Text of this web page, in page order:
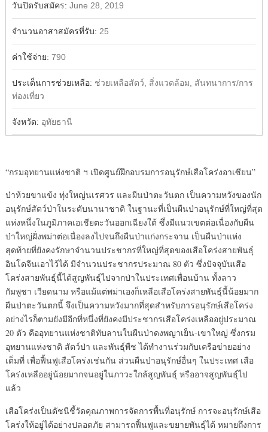
วันปิดรับสมัคร: June 28, 2019
จำนวนอาสาสมัครที่รับ: 25
ค่าใช้จ่าย: 790
ประเด็นการช่วยเหลือ: ช่วยเหลือสัตว์, สิ่งแวดล้อม, สันทนาการ/การ
ท่องเที่ยว
จังหวัด: อุทัยธานี
“กรมอุทยานแห่งชาติ ฯ เปิดศูนย์ฝึกอบรมการอนุรักษ์เสือโคร่งอาเซียน”
ป่าห้วยขาแข้ง ทุ่งใหญ่นเรศวร และผืนป่าตะวันตก เป็นความหวังของนัก
อนุรักษ์สัตว์ป่าในระดับนานาชาติ ในฐานะที่เป็นผืนป่าอนุรักษ์ที่ใหญ่ที่สุด
แห่งหนึ่งในภูมิภาคเอเชียตะวันออกเฉียงใต้ ซึ่งมีแนวเขตต่อเนื่องกับผืน
ป่าใหญ่ฝั่งพม่าต่อเนื่องลงไปจนถึงผืนป่าแก่งกระจาน เป็นผืนป่าแห่ง
สุดท้ายที่ยังคงรักษาจำนวนประชากรที่ใหญ่ที่สุดของเสือโคร่งสายพันธุ์
อินโดจีนเอาไว้ได้ มีจำนวนประชากรประมาณ 80 ตัว ซึ่งปัจจุบันเสือ
โคร่งสายพันธุ์นี้ได้สูญพันธุ์ไปจากป่าในประเทศเพื่อนบ้าน ทั้งลาว
กัมพูชา เวียดนาม หรือแม้แต่พม่าเองก็เหลือเสือโคร่งสายพันธุ์นี้น้อยมาก
ผืนป่าตะวันตกนี้ จึงเป็นความหวังมากที่สุดสำหรับการอนุรักษ์เสือโคร่ง
อย่างไรก็ตามยังมีอีกที่หนึ่งที่ยังคงมีประชากรเสือโคร่งเหลืออยู่ประมาณ
20 ตัว คืออุทยานแห่งชาติทับลานในผืนป่าดงพญาเย็น-เขาใหญ่ ซึ่งกรม
อุทยานแห่งชาติ สัตว์ป่า และพันธุ์พืช ได้ทำงานร่วมกับเครือข่ายอย่าง
เต็มที่ เพื่อฟื้นฟูเสือโคร่งเช่นกัน ส่วนผืนป่าอนุรักษ์อื่นๆ ในประเทศ เสือ
โคร่งเหลืออยู่น้อยมากจนอยู่ในภาวะใกล้สูญพันธุ์ หรืออาจสูญพันธุ์ไป
แล้ว
เสือโคร่งเป็นดัชนีชี้วัดคุณภาพการจัดการพื้นที่อนุรักษ์ การจะอนุรักษ์เสือ
โคร่งให้อยู่ได้อย่างปลอดภัย สามารถฟื้นฟูและขยายพันธุ์ได้ หมายถึงการ